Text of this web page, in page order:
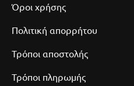
Όροι χρήσης
Πολιτική απορρήτου
Τρόποι αποστολής
Τρόποι πληρωμής